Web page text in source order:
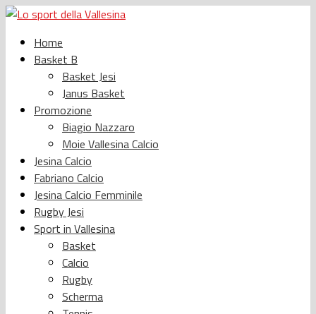
Home
Basket B
Basket Jesi
Janus Basket
Promozione
Biagio Nazzaro
Moie Vallesina Calcio
Jesina Calcio
Fabriano Calcio
Jesina Calcio Femminile
Rugby Jesi
Sport in Vallesina
Basket
Calcio
Rugby
Scherma